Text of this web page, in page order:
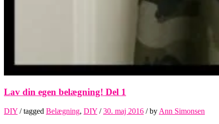
Lav din egen belægning! Del 1
DIY / tagged Belægning, DIY /30. maj 2016 /by Ann Simonsen